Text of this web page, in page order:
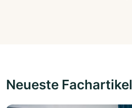
Neueste Fachartikel